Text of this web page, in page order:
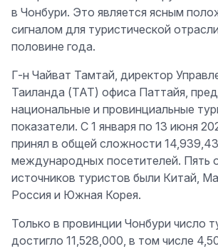
в Чонбури. Это является ясным
сигналом для туристической
половине года.
Г-н Чайват Тамтай, директор
Таиланда (TAT) офиса Паттайя,
национальные и провинциальные
показатели. С 1 января по 13 июня
принял в общей сложности
международных посетителей. Пять
источников туристов были Китай,
Россия и Южная Корея.
Только в провинции Чонбури число
достигло 11,528,000, в том числе